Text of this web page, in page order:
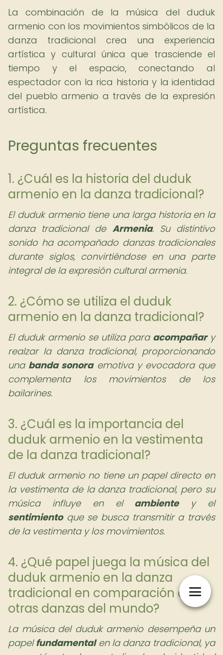
La combinación de la música del duduk
armenio con los movimientos simbólicos de la
danza tradicional crea una experiencia
artística y cultural única que trasciende el
tiempo y el espacio, conectando al
espectador con la rica historia y la identidad
del pueblo armenio a través de la expresión
artística.
Preguntas frecuentes
1. ¿Cuál es la historia del duduk
armenio en la danza tradicional?
El duduk armenio tiene una larga historia en la
danza tradicional de Armenia. Su distintivo
sonido ha acompañado danzas tradicionales
durante siglos, convirtiéndose en una parte
integral de la expresión cultural armenia.
2. ¿Cómo se utiliza el duduk
armenio en la danza tradicional?
El duduk armenio se utiliza para acompañary
realzar la danza tradicional, proporcionando
una banda sonoraemotiva y evocadora que
complementa los movimientos de los
bailarines.
3. ¿Cuál es la importancia del
duduk armenio en la vestimenta
de la danza tradicional?
El duduk armenio no tiene un papel directo en
la vestimenta de la danza tradicional, pero su
música influye en el ambientey el
sentimientoque se busca transmitir a través
de la vestimenta y los movimientos.
4. ¿Qué papel juega la música del
duduk armenio en la danza
tradicional en comparación con
otras danzas del mundo?
La música del duduk armenio desempeña un
papelfundamentalen la danza tradicional, ya